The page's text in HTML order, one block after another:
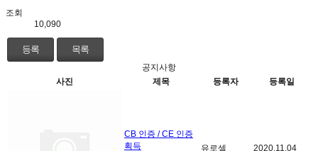
조회
10,090
등록 목록
공지사항
사진
제목 등록자 등록일
CB 인증 / CE 인증
획득
유로셀 2020.11.04